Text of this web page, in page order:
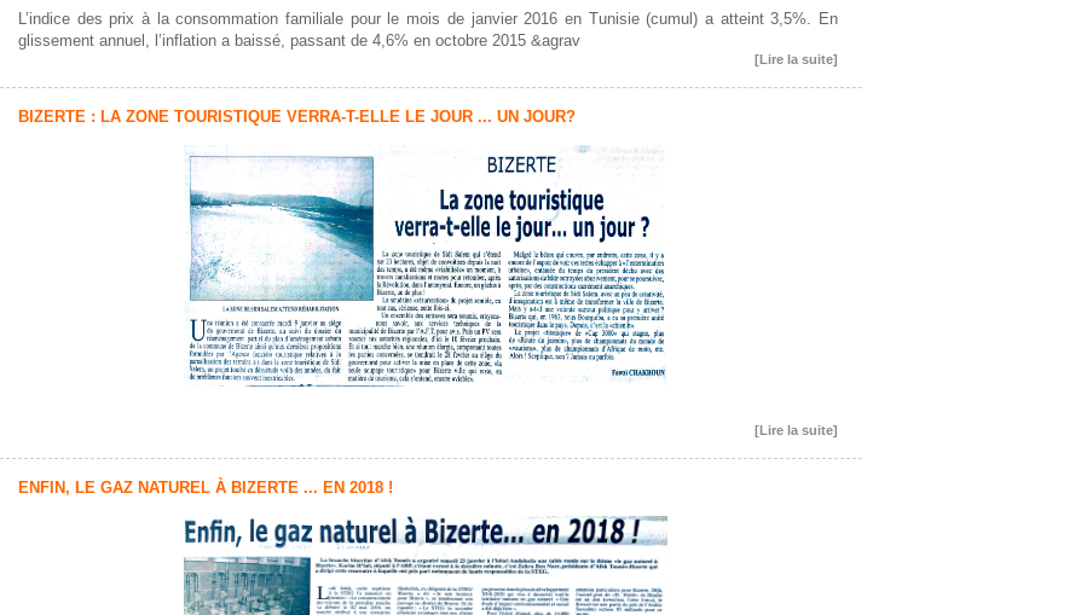
L’indice des prix à la consommation familiale pour le mois de janvier 2016 en Tunisie (cumul) a atteint 3,5%. En
glissement annuel, l’inflation a baissé, passant de 4,6% en octobre 2015 &agrav
[Lire la suite]
BIZERTE : LA ZONE TOURISTIQUE VERRA-T-ELLE LE JOUR ... UN JOUR?
[Lire la suite]
ENFIN, LE GAZ NATUREL À BIZERTE ... EN 2018 !